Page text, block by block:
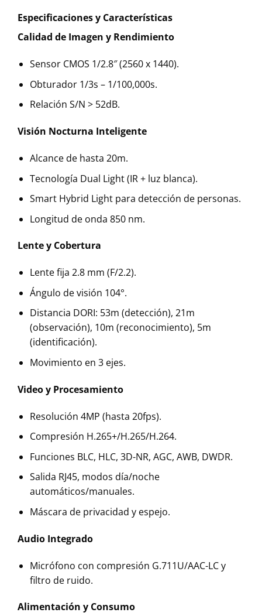
Especificaciones y Características
Calidad de Imagen y Rendimiento
Sensor CMOS 1/2.8″ (2560 x 1440).
Obturador 1/3s – 1/100,000s.
Relación S/N > 52dB.
Visión Nocturna Inteligente
Alcance de hasta 20m.
Tecnología Dual Light (IR + luz blanca).
Smart Hybrid Light para detección de personas.
Longitud de onda 850 nm.
Lente y Cobertura
Lente fija 2.8 mm (F/2.2).
Ángulo de visión 104°.
Distancia DORI: 53m (detección), 21m
(observación), 10m (reconocimiento), 5m
(identificación).
Movimiento en 3 ejes.
Video y Procesamiento
Resolución 4MP (hasta 20fps).
Compresión H.265+/H.265/H.264.
Funciones BLC, HLC, 3D-NR, AGC, AWB, DWDR.
Salida RJ45, modos día/noche
automáticos/manuales.
Máscara de privacidad y espejo.
Audio Integrado
Micrófono con compresión G.711U/AAC-LC y
filtro de ruido.
Alimentación y Consumo